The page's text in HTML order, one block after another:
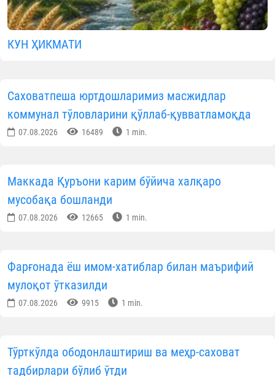
томониданDOMOмобил иловаси
масжидларнинг коммунал
қоплашга қаратилган хайрли
Ушбу давр мобайнида650 та масжидучун
254,7 миллион сўм хайрия маблағлари
йўналтирилди.
Сарфланган маблағлар тақсимоти:
28,8 млн сўм (11,3%)— табиий
харажатларини қоплашга.
Тошкент вилояти— 29,3 млн сўм;